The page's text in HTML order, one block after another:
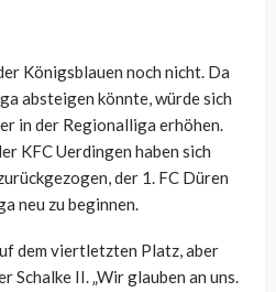
Königsblauen noch nicht. Da
absteigen könnte, würde sich
in der Regionalliga erhöhen.
KFC Uerdingen haben sich
der 1. FC Düren
neu zu beginnen.
dem viertletzten Platz, aber
Schalke II. „Wir glauben an uns.